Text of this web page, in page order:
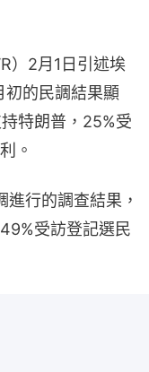
）2月1日引述埃
的民調結果顯
特朗普，25%受
。
進行的調查結果，
受訪登記選民